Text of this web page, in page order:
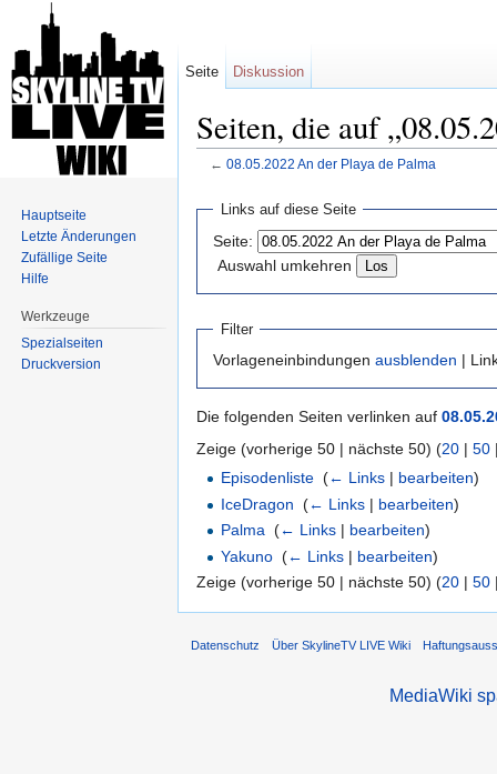
Seiten, die auf
← 08.05.2022 An der Playa de Palma
Links auf diese Seite
Seite:
Auswahl umkehren
Filter
Vorlageneinbindungen ausblenden |
Die folgenden Seiten verlinken auf
Zeige (vorherige 50 | nächste 50) (20 | 50
Episodenliste ‎(← Links | bearbeiten)
IceDragon ‎(← Links | bearbeiten)
Palma ‎(← Links | bearbeiten)
Yakuno ‎(← Links | bearbeiten)
Zeige (vorherige 50 | nächste 50) (20 | 50
Seite Diskussion
Hauptseite
Letzte Änderungen
Zufällige Seite
Hilfe
Werkzeuge
Spezialseiten
Druckversion
Datenschutz Über SkylineTV LIVE Wiki
MediaWiki